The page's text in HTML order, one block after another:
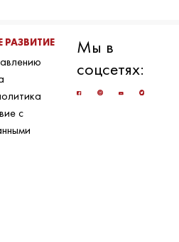
с
Мы в
соцсетях: